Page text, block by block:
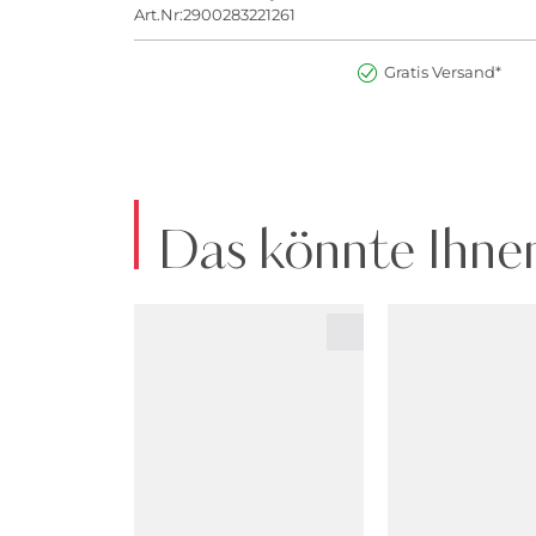
Art.Nr:2900283221261
Gratis Versand*
Das könnte